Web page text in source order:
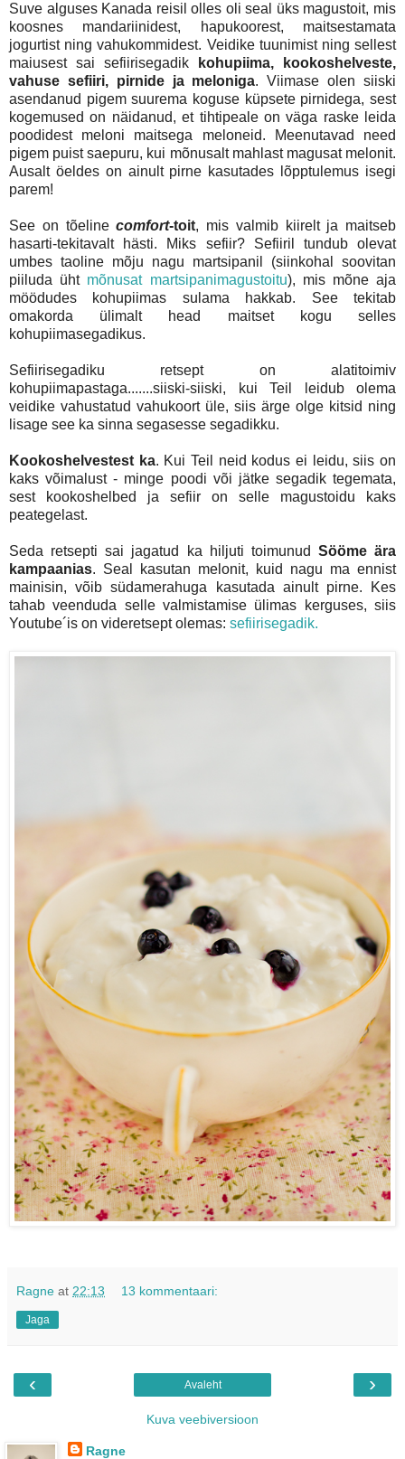
Suve alguses Kanada reisil olles oli seal üks magustoit, mis
koosnes mandariinidest, hapukoorest, maitsestamata
jogurtist ning vahukommidest. Veidike tuunimist ning sellest
maiusest sai sefiirisegadik
kohupiima, kookoshelveste,
vahuse sefiiri, pirnide ja meloniga. Viimase olen siiski
asendanud pigem suurema koguse küpsete pirnidega, sest
kogemused on näidanud, et tihtipeale on väga raske leida
poodidest meloni maitsega meloneid. Meenutavad need
pigem puist saepuru, kui mõnusalt mahlast magusat melonit.
Ausalt öeldes on ainult pirne kasutades lõpptulemus isegi
parem!
See on tõelinecomfort-toit, mis valmib kiirelt ja maitseb
hasarti-tekitavalt hästi. Miks sefiir? Sefiiril tundub olevat
umbes taoline mõju nagu martsipanil (siinkohal soovitan
piiluda üht mõnusat martsipanimagustoitu), mis mõne aja
möödudes kohupiimas sulama hakkab. See tekitab
omakorda ülimalt head maitset kogu selles
kohupiimasegadikus.
Sefiirisegadiku retsept on alatitoimiv
kohupiimapastaga.......siiski-siiski, kui Teil leidub olema
veidike vahustatud vahukoort üle, siis ärge olge kitsid ning
lisage see ka sinna segasesse segadikku.
Kookoshelvestest ka. Kui Teil neid kodus ei leidu, siis on
kaks võimalust - minge poodi või jätke segadik tegemata,
sest kookoshelbed ja sefiir on selle magustoidu kaks
peategelast.
Seda retsepti sai jagatud ka hiljuti toimunud Sööme ära
kampaanias. Seal kasutan melonit, kuid nagu ma ennist
mainisin, võib südamerahuga kasutada ainult pirne. Kes
tahab veenduda selle valmistamise ülimas kerguses, siis
Youtube´is on videretsept olemas: sefiirisegadik.
Ragne at 22:13 13 kommentaari:
Jaga
‹ ›
Avaleht
Kuva veebiversioon
Ragne